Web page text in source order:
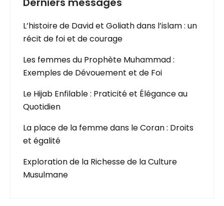
L’histoire de David et Goliath dans l’islam : un
récit de foi et de courage
Les femmes du Prophète Muhammad :
Exemples de Dévouement et de Foi
Le Hijab Enfilable : Praticité et Élégance au
Quotidien
La place de la femme dans le Coran : Droits
et égalité
Exploration de la Richesse de la Culture
Musulmane